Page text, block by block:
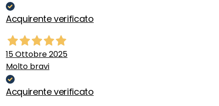
Acquirente verificato
15 Ottobre 2025
Molto bravi
Acquirente verificato